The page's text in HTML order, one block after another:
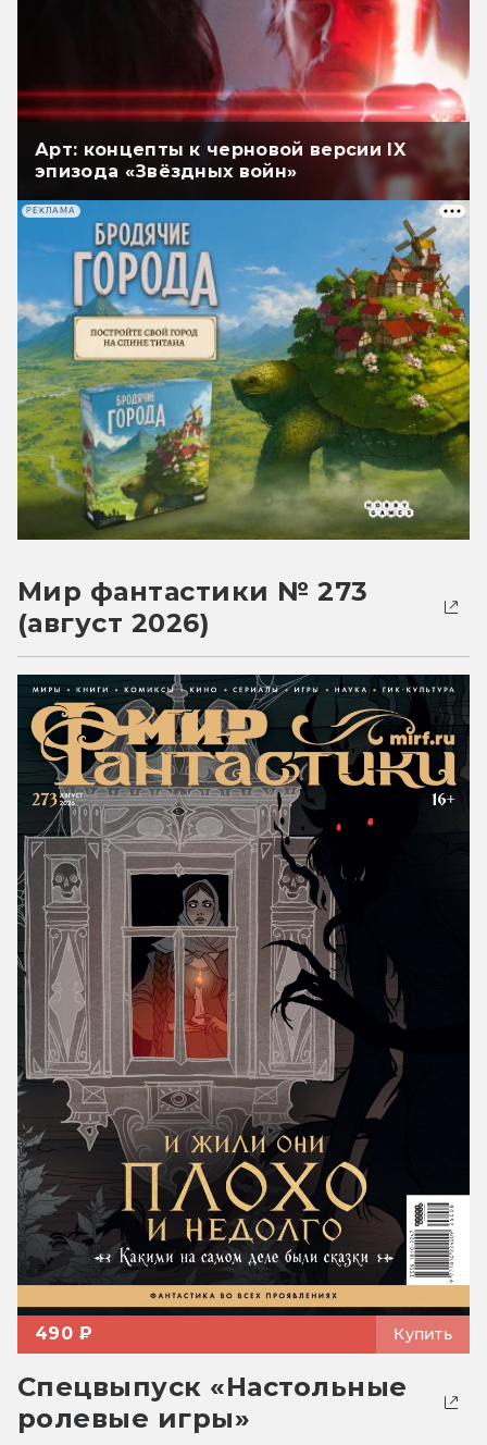
Арт: концепты к черновой версии IX
эпизода «Звёздных войн»
РЕКЛАМА
Мир фантастики № 273
(август 2026)
490 ₽ Купить
Спецвыпуск «Настольные
ролевые игры»